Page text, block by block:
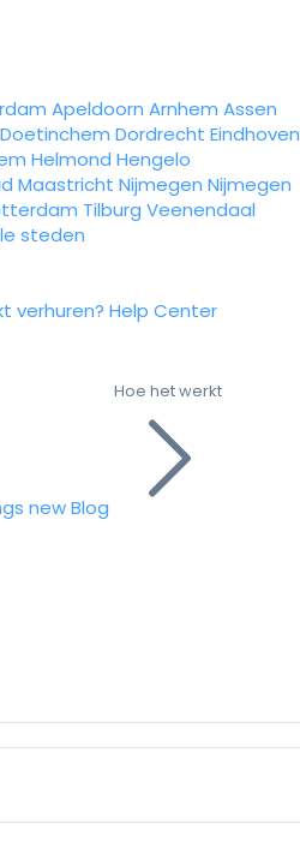
Apeldoorn Arnhem Assen
Doetinchem Dordrecht Eindhoven
Helmond Hengelo
Maastricht Nijmegen Nijmegen
Tilburg Veenendaal
steden
verhuren? Help Center
newBlog
Hoe het werkt